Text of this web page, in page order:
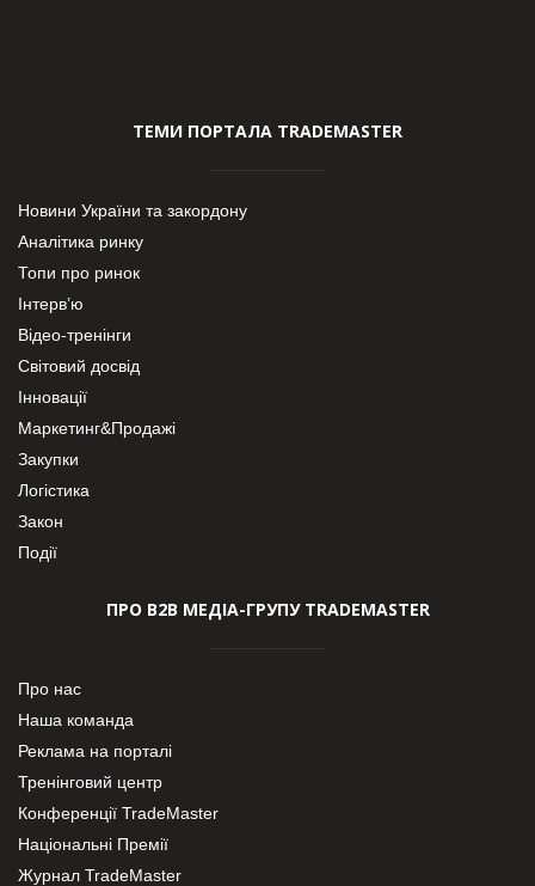
ТЕМИ ПОРТАЛА TRADEMASTER
Новини України та закордону
Аналітика ринку
Топи про ринок
Інтерв’ю
Відео-тренінги
Світовий досвід
Інновації
Маркетинг&Продажі
Закупки
Логістика
Закон
Події
ПРО В2В МЕДІА-ГРУПУ TRADEMASTER
Про нас
Наша команда
Реклама на порталі
Тренінговий центр
Конференції TradeMaster
Національні Премії
Журнал TradeMaster